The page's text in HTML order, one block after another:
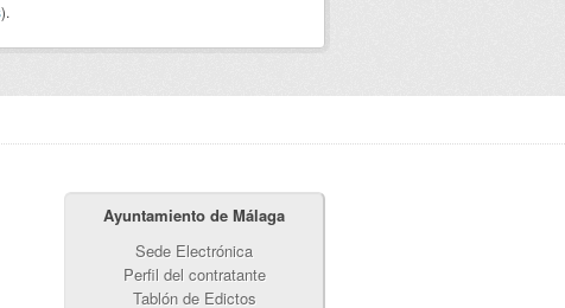
).
Ayuntamiento de Málaga
Sede Electrónica
Perfil del contratante
Tablón de Edictos